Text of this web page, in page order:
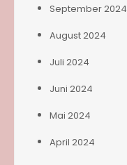
September 2024
August 2024
Juli 2024
Juni 2024
Mai 2024
April 2024